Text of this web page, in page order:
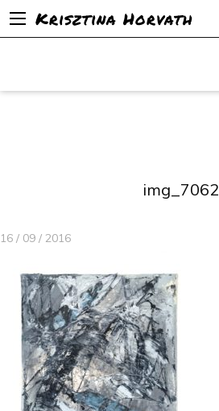
Krisztina Horvath
img_7062
16 / 09 / 2016